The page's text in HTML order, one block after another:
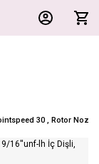
30 , Rotor